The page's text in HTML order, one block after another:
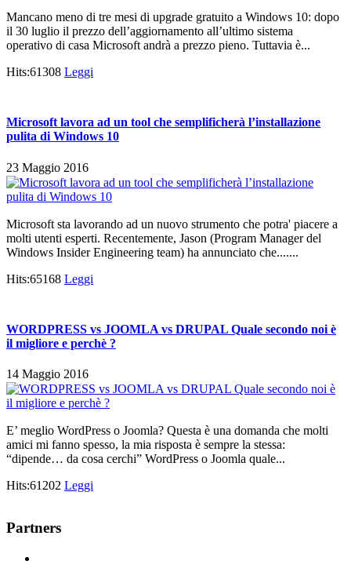
Mancano meno di tre mesi di upgrade gratuito a Windows 10: dopo
il 30 luglio il prezzo dell’aggiornamento all’ultimo sistema
operativo di casa Microsoft andrà a prezzo pieno. Tuttavia è...
Hits:61308 Leggi
Microsoft lavora ad un tool che semplificherà l’installazione
pulita di Windows 10
23 Maggio 2016
Microsoft sta lavorando ad un nuovo strumento che potra' piacere a
molti utenti esperti. Recentemente, Jason (Program Manager del
Windows Insider Engineering team) ha annunciato che.......
Hits:65168 Leggi
WORDPRESS vs JOOMLA vs DRUPAL Quale secondo noi è
il migliore e perchè ?
14 Maggio 2016
E’ meglio WordPress o Joomla? Questa è una domanda che molti
amici mi fanno spesso, la mia risposta è sempre la stessa:
“dipende… da cosa cerchi” WordPress o Joomla quale...
Hits:61202 Leggi
Partners